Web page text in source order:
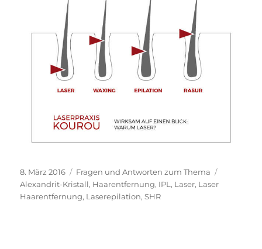
Veröffentlicht
am
8. März 2016 Kategorien
Fragen und Antworten zum Thema
Alexandrit-Kristall, Haarentfernung, IPL, Laser, Laser
Haarentfernung, Laserepilation,SHR